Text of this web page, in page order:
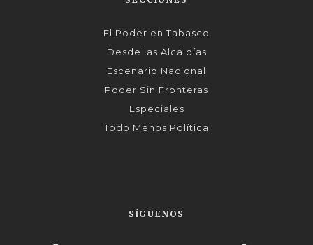
El Poder en Tabasco
Desde las Alcaldías
Escenario Nacional
Poder Sin Fronteras
Especiales
Todo Menos Política
SÍGUENOS